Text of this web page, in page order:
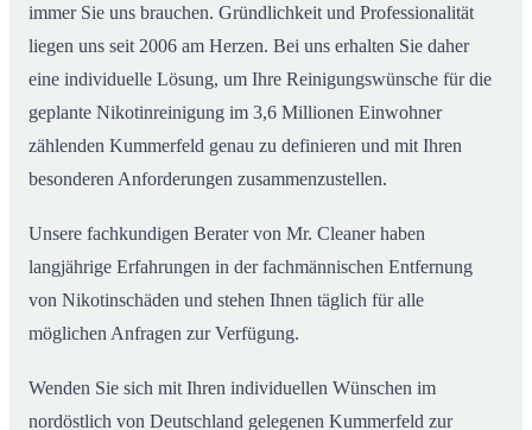
immer Sie uns brauchen. Gründlichkeit und Professionalität
liegen uns seit 2006 am Herzen. Bei uns erhalten Sie daher
eine individuelle Lösung, um Ihre Reinigungswünsche für die
geplante Nikotinreinigung im 3,6 Millionen Einwohner
zählenden Kummerfeld genau zu definieren und mit Ihren
besonderen Anforderungen zusammenzustellen.
Unsere fachkundigen Berater von Mr. Cleaner haben
langjährige Erfahrungen in der fachmännischen Entfernung
von Nikotinschäden und stehen Ihnen täglich für alle
möglichen Anfragen zur Verfügung.
Wenden Sie sich mit Ihren individuellen Wünschen im
nordöstlich von Deutschland gelegenen Kummerfeld zur